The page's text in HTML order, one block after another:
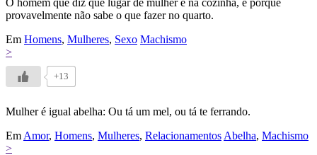
provavelmente não sabe o que fazer no quarto.
Em Homens, Mulheres, Sexo Machismo
>
+13
Mulher é igual abelha: Ou tá um mel, ou tá te ferrando.
Em Amor, Homens, Mulheres, Relacionamentos Abelha, Machismo
>